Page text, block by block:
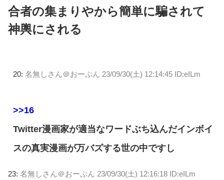
合者の集まりやから簡単に騙されて
神輿にされる
20: 名無しさん＠おーぷん 23/09/30(土) 12:14:45 ID:eILm
>>16
Twitter漫画家が適当なワードぶち込んだインボイ
スの真実漫画が万バズする世の中ですし
23: 名無しさん＠おーぷん 23/09/30(土) 12:16:18 ID:eILm